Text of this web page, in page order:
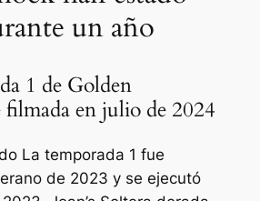
un año
1 de Golden
filmada en julio de 2024
La temporada 1 fue
de 2023 y se ejecutó